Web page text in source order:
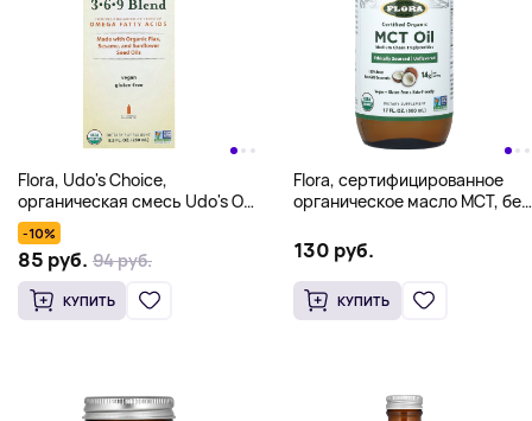
Flora, Udo's Choice,
органическая смесь Udo's Oil
3,6,9, 250 мл (8,5 жидк.
унции)
-10%
85 руб. 94 руб.
КУПИТЬ
Flora, сертифицированное
органическое масло MCT, без
жидк. унций)
130 руб.
КУПИТЬ